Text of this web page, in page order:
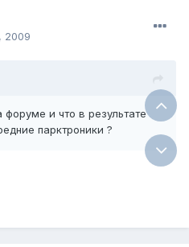
2009
и что в результате
парктроники ?